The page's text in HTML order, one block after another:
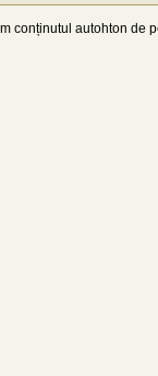
conținutul autohton de